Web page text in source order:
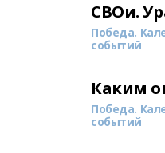
СВОи.
Победа.
событий
Каким
Победа.
событий